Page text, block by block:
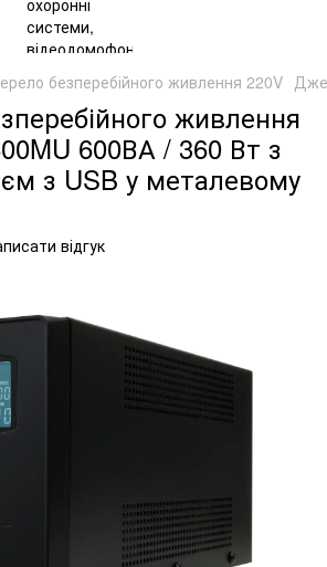
безперебійного живлення 220V
живлення
600ВА / 360 Вт з
з USB у металевому
відгук